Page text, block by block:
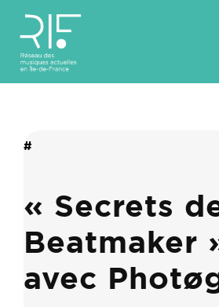
#
« Secrets
Beatmaker
avec